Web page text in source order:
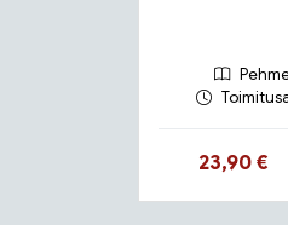
Hinta nyt
23,90 €